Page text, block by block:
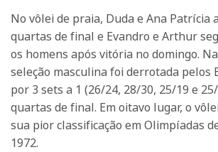
No vôlei de praia, Duda e Ana Patrícia
quartas de final e Evandro e Arthur
os homens após vitória no domingo.
seleção masculina foi derrotada pelos
por 3 sets a 1 (26/24, 28/30, 25/19 e
quartas de final. Em oitavo lugar, o
sua pior classificação em Olimpíadas
1972.